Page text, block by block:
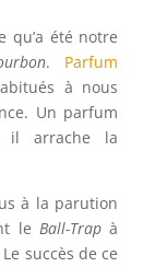
qu’a été notre
. Parfum
à nous
Un parfum
il arrache la
à la parution
le Ball-Trapà
succès de ce